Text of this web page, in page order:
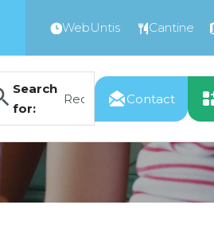
WebUntis Cantine
Search
for:
Contact